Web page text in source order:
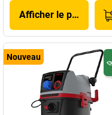
Afficher le produit
Nouveau